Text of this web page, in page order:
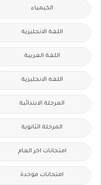
الكيمياء
اللغة الانجليزية
اللغة العربية
اللغه الانجليزية
المرحلة الابتدائية
المرحلة الثانوية
امتحانات اخر العام
امتحانات موحدة